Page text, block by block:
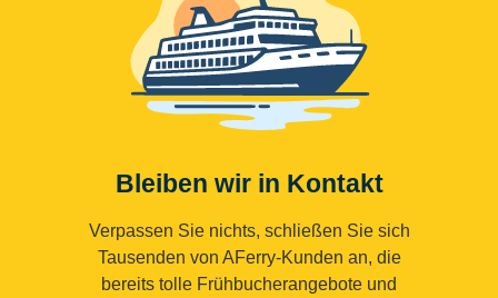
Bleiben wir in Kontakt
Verpassen Sie nichts, schließen Sie sich
Tausenden von AFerry-Kunden an, die
bereits tolle Frühbucherangebote und